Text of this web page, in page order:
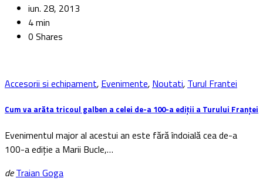
iun. 28, 2013
4 min
0 Shares
Accesorii si echipament, Evenimente, Noutati, Turul Frantei
Cum va arăta tricoul galben a celei de-a 100-a ediții a Turului Franței
Evenimentul major al acestui an este fără îndoială cea de-a
100-a ediție a Marii Bucle,…
de Traian Goga